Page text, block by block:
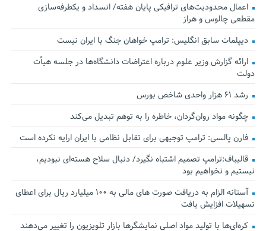
اعمال محدودیت‌های ترافیکی پایان هفته/ انسداد و یکطرفه‌سازی
مقطعی چالوس و هراز
دیپلمات سابق انگلیس:‌ ترامپ خواهان جنگ با ایران نیست
ارائه گزارش وزیر علوم درباره اعتراضات دانشگاه‌ها در جلسه هیأت
دولت
رشد ۶۱ هزار واحدی شاخص بورس
چگونه مواد روان‌گردان، خاطره را به توهم تبدیل می‌کند
فارن پالسی: ترامپ توجیهی برای تقابل نظامی با ایران ارایه نکرده است
قالیباف:ترامپ تصمیم اشتباه نگیرد/ دنبال سلاح هسته‌ای نبودیم،
نیستیم و نخواهیم بود
آستانه الزام به دریافت صورت های مالی به ۱۰۰ میلیارد ریال برای اعطای
تسهیلات افزایش یافت
کره‌ای‌ها با تولید مواد اصلی نمایشگرها بازار تلویزیون را تغییر می‌دهند